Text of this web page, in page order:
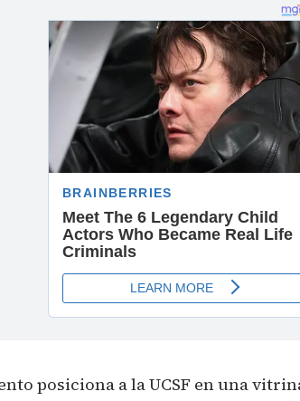
posiciona a la UCSF en una